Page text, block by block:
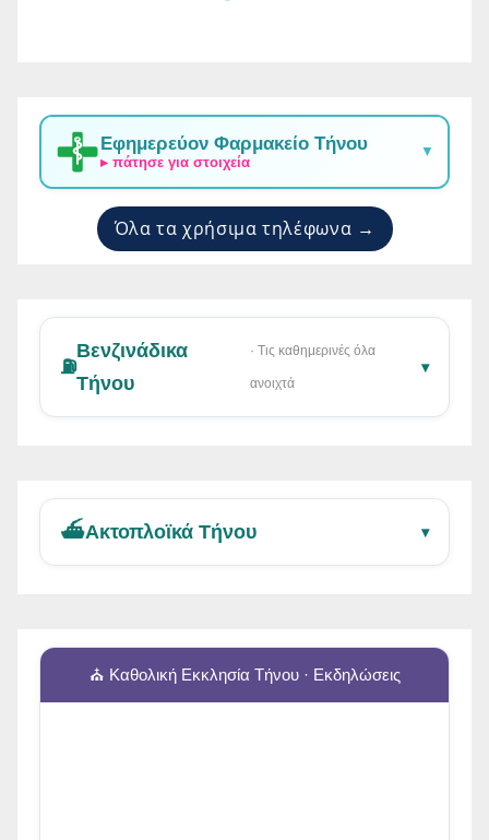
Εφημερεύον Φαρμακείο Τήνου
▸ πάτησε για στοιχεία
▼
Όλα τα χρήσιμα τηλέφωνα →
⛽
Βενζινάδικα
Τήνου
· Τις καθημερινές όλα
ανοιχτά
▾
⛴️Ακτοπλοϊκά Τήνου ▾
⛪ Καθολική Εκκλησία Τήνου · Εκδηλώσεις